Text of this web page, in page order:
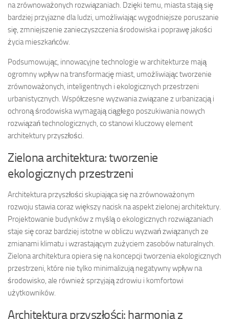
na zrównoważonych rozwiązaniach. Dzięki temu, miasta stają się
bardziej przyjazne dla ludzi, umożliwiając wygodniejsze poruszanie
się, zmniejszenie zanieczyszczenia środowiska i poprawę jakości
życia mieszkańców.
Podsumowując, innowacyjne technologie w architekturze mają
ogromny wpływ na transformację miast, umożliwiając tworzenie
zrównoważonych, inteligentnych i ekologicznych przestrzeni
urbanistycznych. Współczesne wyzwania związane z urbanizacją i
ochroną środowiska wymagają ciągłego poszukiwania nowych
rozwiązań technologicznych, co stanowi kluczowy element
architektury przyszłości.
Zielona architektura: tworzenie
ekologicznych przestrzeni
Architektura przyszłości skupiająca się na zrównoważonym
rozwoju stawia coraz większy nacisk na aspekt zielonej architektury.
Projektowanie budynków z myślą o ekologicznych rozwiązaniach
staje się coraz bardziej istotne w obliczu wyzwań związanych ze
zmianami klimatu i wzrastającym zużyciem zasobów naturalnych.
Zielona architektura opiera się na koncepcji tworzenia ekologicznych
przestrzeni, które nie tylko minimalizują negatywny wpływ na
środowisko, ale również sprzyjają zdrowiu i komfortowi
użytkowników.
Architektura przyszłości: harmonia z